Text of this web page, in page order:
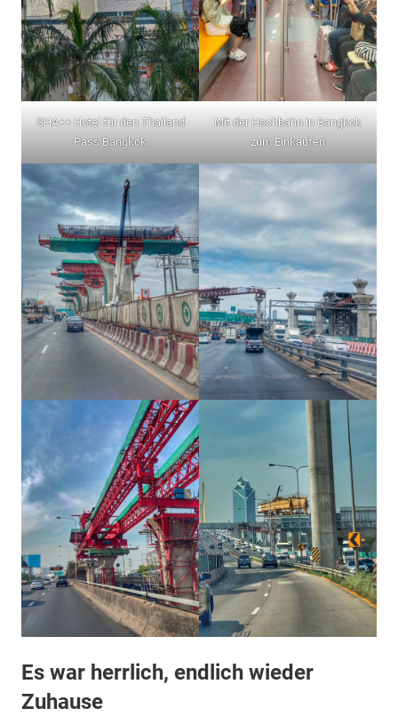
SHA++ Hotel für den Thailand
Pass Bangkok
Mit der Hochbahn in Bangkok
zum Einkaufen
Es war herrlich, endlich wieder
Zuhause